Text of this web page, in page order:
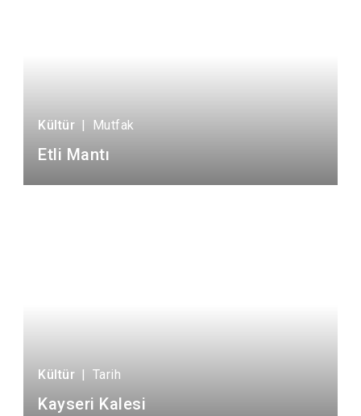
Kültür | Mutfak
Etli Mantı
Kültür | Tarih
Kayseri Kalesi